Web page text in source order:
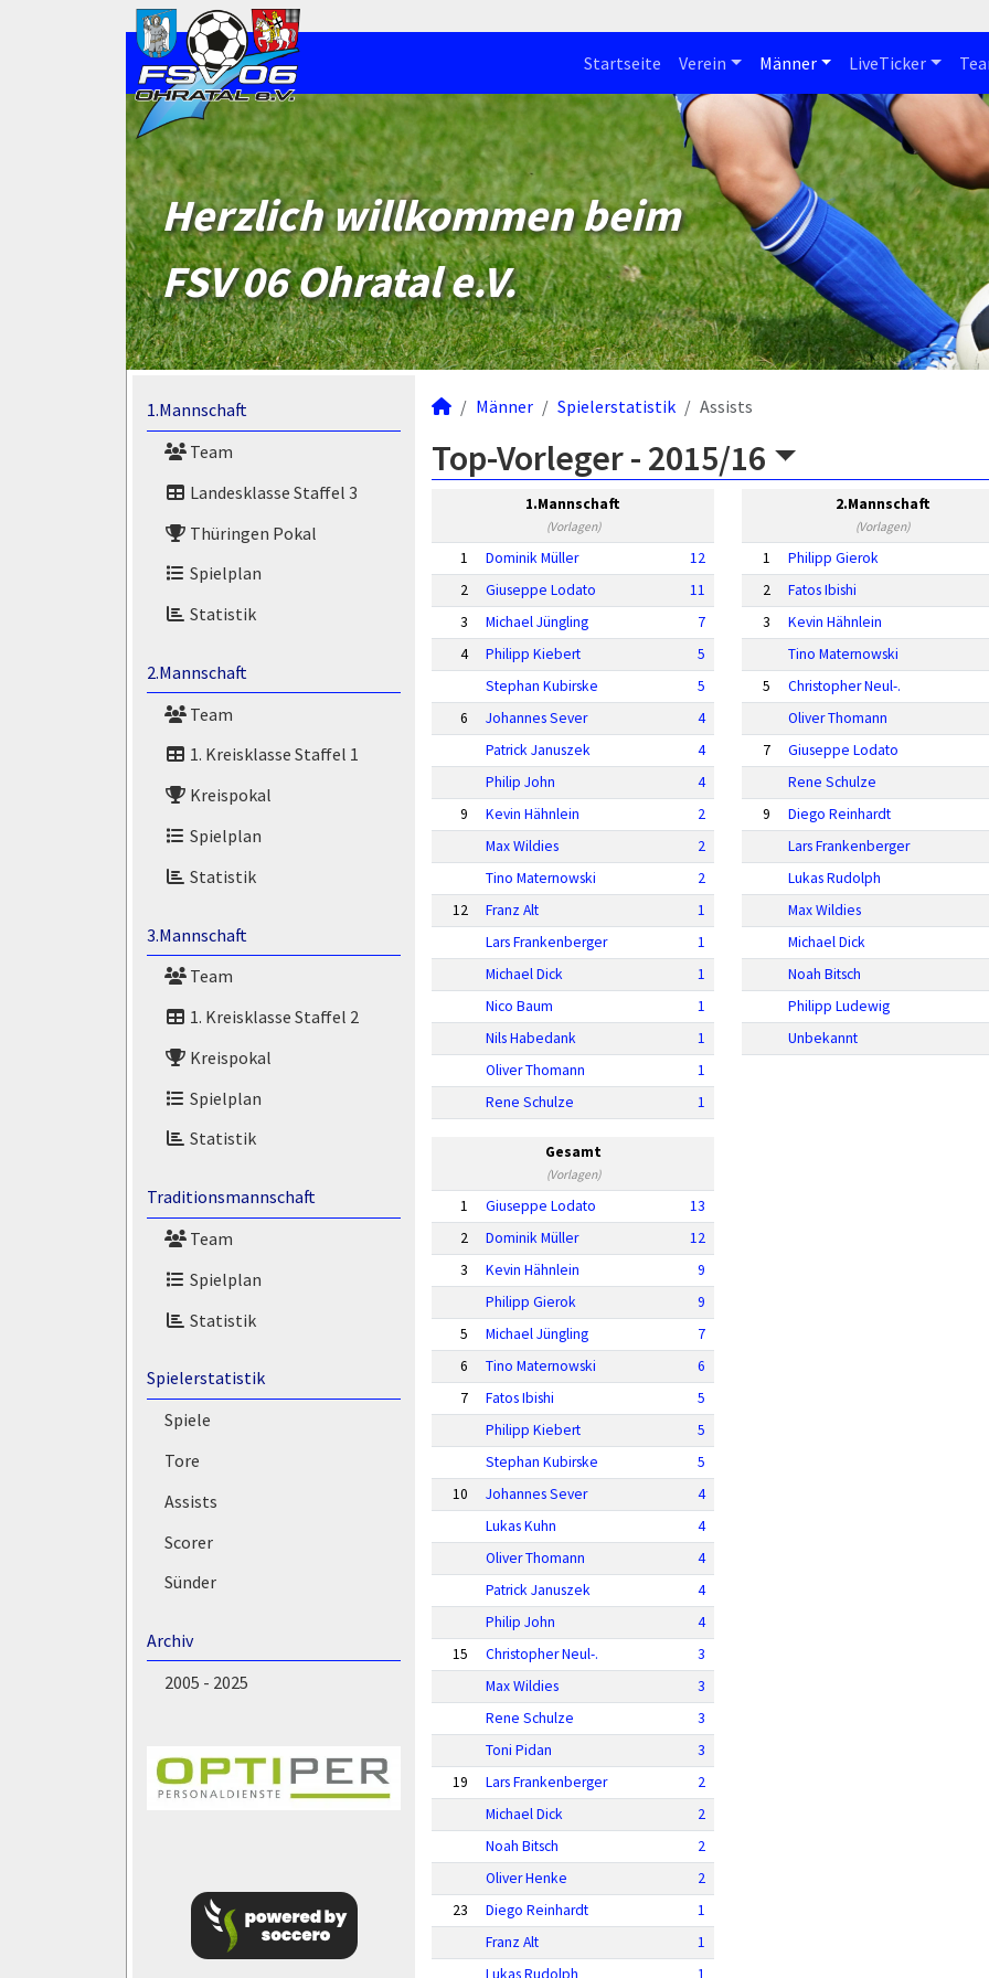
Startseite Verein Männer LiveTicker
Herzlich willkommen beim
FSV 06 Ohratal e.V.
1.Mannschaft
Team
Landesklasse Staffel 3
Thüringen Pokal
Spielplan
Statistik
2.Mannschaft
Team
1. Kreisklasse Staffel 1
Kreispokal
Spielplan
Statistik
3.Mannschaft
Team
1. Kreisklasse Staffel 2
Kreispokal
Spielplan
Statistik
Traditionsmannschaft
Team
Spielplan
Statistik
Spielerstatistik
Spiele
Tore
Assists
Scorer
Sünder
Archiv
2005 - 2025
Männer Spielerstatistik Assists
Top-Vorleger - 2015/16
1.Mannschaft
(Vorlagen)
1 Dominik Müller
12
2
Giuseppe Lodato
11
3
Michael Jüngling
7
4
Philipp Kiebert
5
Stephan Kubirske
5
6
Johannes Sever
4
Patrick Januszek
4
Philip John
4
9
Kevin Hähnlein
2
Max Wildies
2
Tino Maternowski
2
12
Franz Alt
1
Lars Frankenberger
1
Michael Dick
1
Nico Baum
1
Nils Habedank
1
Oliver Thomann
1
Rene Schulze
1
2.Mannschaft
(Vorlagen)
1
Philipp Gierok
2
Fatos Ibishi
3
Kevin Hähnlein
Tino Maternowski
5
Christopher Neul-.
Oliver Thomann
7
Giuseppe Lodato
Rene Schulze
9
Diego Reinhardt
Lars Frankenberger
Lukas Rudolph
Max Wildies
Michael Dick
Noah Bitsch
Philipp Ludewig
Unbekannt
Gesamt
(Vorlagen)
1 Giuseppe Lodato
13
2
Dominik Müller
12
3
Kevin Hähnlein
9
Philipp Gierok
9
5
Michael Jüngling
7
6
Tino Maternowski
6
7
Fatos Ibishi
5
Philipp Kiebert
5
Stephan Kubirske
5
10
Johannes Sever
4
Lukas Kuhn
4
Oliver Thomann
4
Patrick Januszek
4
Philip John
4
15
Christopher Neul-.
3
Max Wildies
3
Rene Schulze
3
Toni Pidan
3
19
Lars Frankenberger
2
Michael Dick
2
Noah Bitsch
2
Oliver Henke
2
23
Diego Reinhardt
1
Franz Alt
1
Lukas Rudolph
1